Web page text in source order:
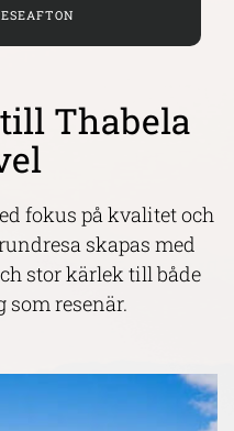
Thabela
fokus på kvalitet och
skapas med
stor kärlek till både
som resenär.